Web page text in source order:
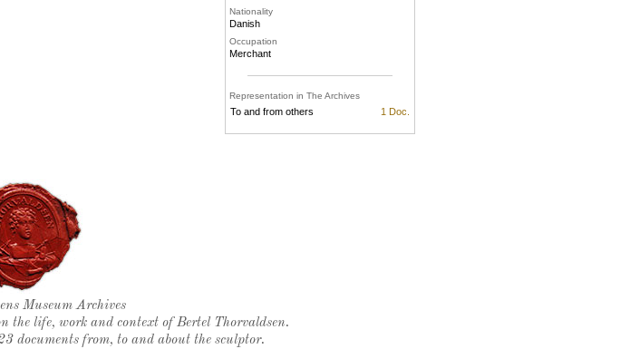
Nationality
Danish
Occupation
Merchant
Representation in The Archives
To and from others 1 Doc.
seal
Museum Archives
the life, work and context of Bertel Thorvaldsen.
documents from, to and about the sculptor.